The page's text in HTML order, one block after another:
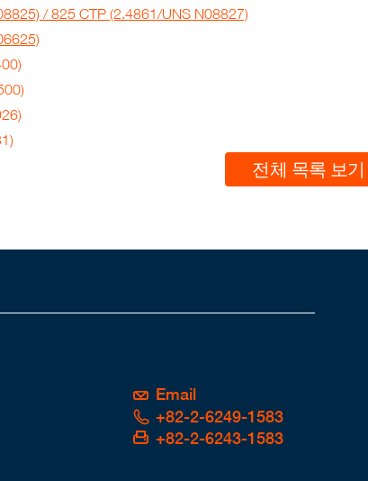
/825 CTP (2.4861/UNS N08827)
전체 목록 보기
Email
+82-2-6249-1583
+82-2-6243-1583